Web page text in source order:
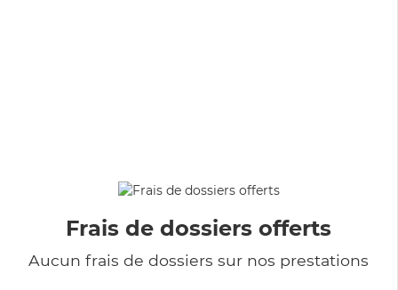
Frais de dossiers offerts
Aucun frais de dossiers sur nos prestations